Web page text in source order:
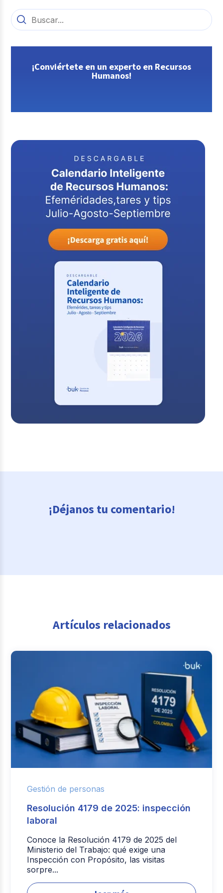
¡Conviértete en un experto en Recursos
Humanos!
¡Déjanos tu comentario!
Artículos relacionados
Gestión de personas
Resolución 4179 de 2025: inspección
laboral
Conoce la Resolución 4179 de 2025 del
Ministerio del Trabajo: qué exige una
Inspección con Propósito, las visitas
sorpre...